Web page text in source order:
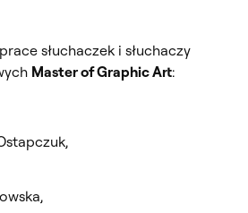
słuchaczek i słuchaczy
Master of Graphic Art: